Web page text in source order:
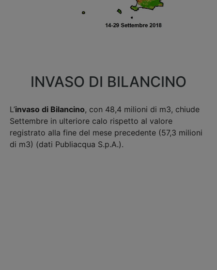
INVASO DI BILANCINO
L’invaso di Bilancino, con 48,4 milioni di m3, chiude
Settembre in ulteriore calo rispetto al valore
registrato alla fine del mese precedente (57,3 milioni
di m3) (dati Publiacqua S.p.A.).